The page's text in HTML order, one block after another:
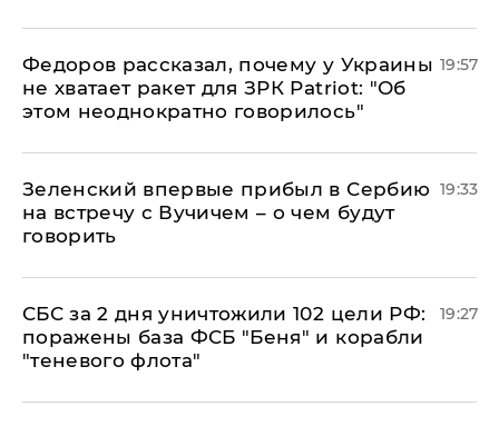
Федоров рассказал, почему у Украины
не хватает ракет для ЗРК Patriot: "Об
этом неоднократно говорилось"
19:57
Зеленский впервые прибыл в Сербию
на встречу с Вучичем – о чем будут
говорить
19:33
СБС за 2 дня уничтожили 102 цели РФ:
поражены база ФСБ "Беня" и корабли
"теневого флота"
19:27